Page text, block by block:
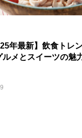
目の飲
7日
【2026年最新
年最新】飲食トレ
ルメとスイーツの魅